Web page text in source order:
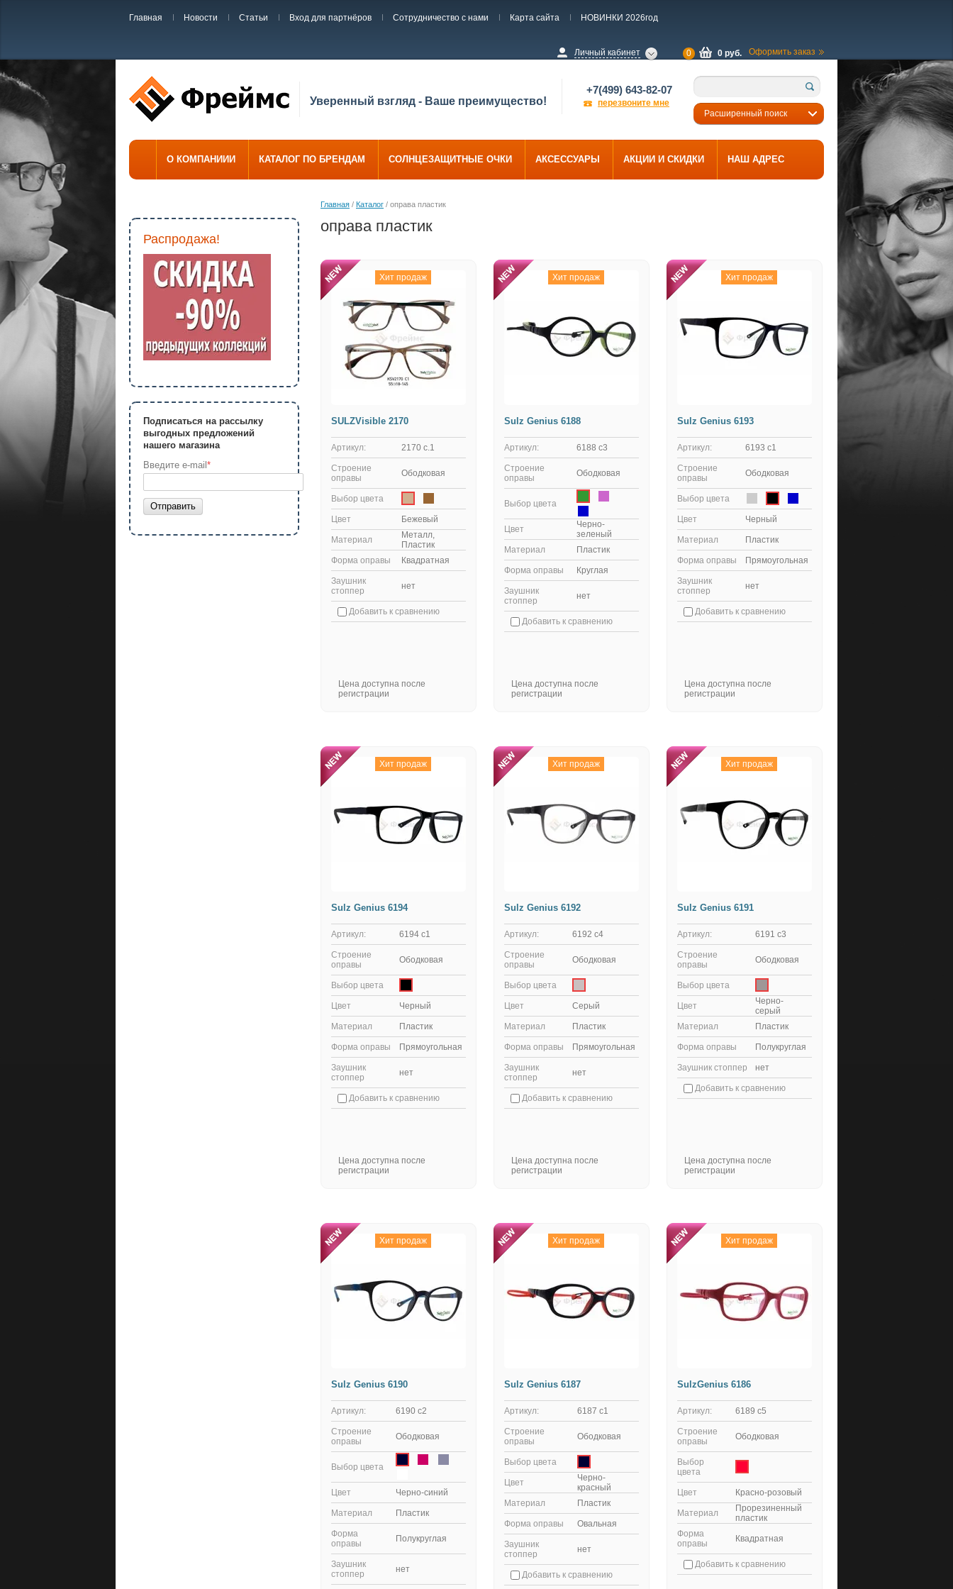
Главная Новости Статьи Вход для партнёров Сотрудничество с нами Карта сайта НОВИНКИ 2026год
Личный кабинет 0 0 руб. Оформить заказ
Уверенный взгляд - Ваше преимущество!
+7(499) 643-82-07
перезвоните мне
Расширенный поиск
О КОМПАНИИИ КАТАЛОГ ПО БРЕНДАМ СОЛНЦЕЗАЩИТНЫЕ ОЧКИ АКСЕССУАРЫ АКЦИИ И СКИДКИ НАШ АДРЕС
Распродажа!
Подписаться на рассылку
выгодных предложений
нашего магазина
Введите e-mail *
Отправить
Главная / Каталог / оправа пластик
оправа пластик
Хит продаж
SULZVisible 2170
Артикул: 2170 с.1
Строение
оправы
Ободковая
Выбор цвета
Цвет Бежевый
Материал
Металл,
Пластик
Форма оправы
Квадратная
Заушник
стоппер
нет
Добавить к сравнению
Цена доступна после
регистрации
Хит продаж
Sulz Genius 6188
Артикул: 6188 с3
Строение
оправы
Ободковая
Выбор цвета
Цвет
Черно-
зеленый
Материал
Пластик
Форма оправы Круглая
Заушник
стоппер
нет
Добавить к сравнению
Цена доступна после
регистрации
Хит продаж
Sulz Genius 6193
Артикул: 6193 с1
Строение
оправы
Ободковая
Выбор цвета
Цвет Черный
Материал Пластик
Форма оправы Прямоугольная
Заушник
стоппер
нет
Добавить к сравнению
Цена доступна после
регистрации
Хит продаж
Sulz Genius 6194
Артикул: 6194 с1
Строение
оправы
Ободковая
Выбор цвета
Цвет Черный
Материал Пластик
Форма оправы Прямоугольная
Заушник
стоппер
нет
Добавить к сравнению
Цена доступна после
регистрации
Хит продаж
Sulz Genius 6192
Артикул: 6192 с4
Строение
оправы
Ободковая
Выбор цвета
Цвет Серый
Материал Пластик
Форма оправы Прямоугольная
Заушник
стоппер
нет
Добавить к сравнению
Цена доступна после
регистрации
Хит продаж
Sulz Genius 6191
Артикул: 6191 с3
Строение
оправы
Ободковая
Выбор цвета
Цвет
Черно-
серый
Материал
Пластик
Форма оправы Полукруглая
Заушник стоппер нет
Добавить к сравнению
Цена доступна после
регистрации
Хит продаж
Sulz Genius 6190
Артикул: 6190 с2
Строение
оправы
Ободковая
Выбор цвета
Цвет Черно-синий
Материал Пластик
Форма
оправы
Полукруглая
Заушник
стоппер
нет
Хит продаж
Sulz Genius 6187
Артикул: 6187 c1
Строение
оправы
Ободковая
Выбор цвета
Цвет
Черно-
красный
Материал
Пластик
Форма оправы Овальная
Заушник
стоппер
нет
Добавить к сравнению
Хит продаж
SulzGenius 6186
Артикул: 6189 c5
Строение
оправы
Ободковая
Выбор
цвета
Цвет Красно-розовый
Материал
Прорезиненный
пластик
Форма
оправы
Квадратная
Добавить к сравнению